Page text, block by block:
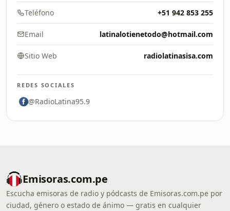
Teléfono +51 942 853 255
Email latinalotienetodo@hotmail.com
Sitio Web radiolatinasisa.com
REDES SOCIALES
@RadioLatina95.9
Emisoras.com.pe
Escucha emisoras de radio y pódcasts de Emisoras.com.pe por
ciudad, género o estado de ánimo — gratis en cualquier